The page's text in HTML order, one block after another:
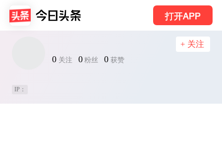
打开APP
0 关注 0 粉丝 0 获赞
+ 关注
IP：